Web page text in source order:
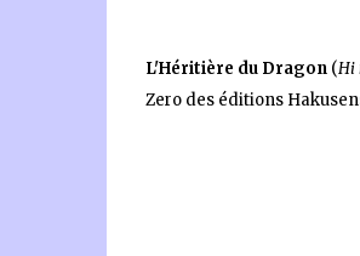
L'Héritière du Dragon(Hi
Zero des éditions